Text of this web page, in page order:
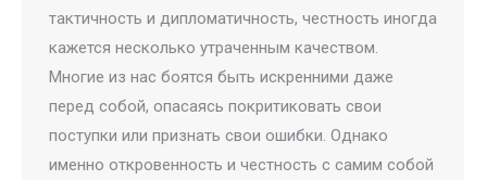
тактичность и дипломатичность, честность иногда
кажется несколько утраченным качеством.
Многие из нас боятся быть искренними даже
перед собой, опасаясь покритиковать свои
поступки или признать свои ошибки. Однако
именно откровенность и честность с самим собой